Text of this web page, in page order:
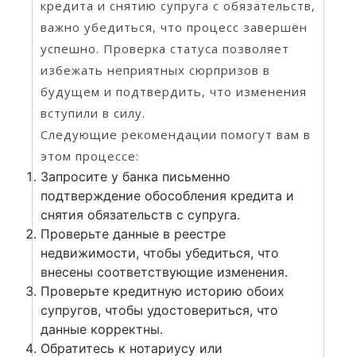
кредита и снятию супруга с обязательств,
важно убедиться, что процесс завершён
успешно. Проверка статуса позволяет
избежать неприятных сюрпризов в
будущем и подтвердить, что изменения
вступили в силу.
Следующие рекомендации помогут вам в
этом процессе:
Запросите у банка письменно
подтверждение обособления кредита и
снятия обязательств с супруга.
Проверьте данные в реестре
недвижимости, чтобы убедиться, что
внесены соответствующие изменения.
Проверьте кредитную историю обоих
супругов, чтобы удостовериться, что
данные корректны.
Обратитесь к нотариусу или